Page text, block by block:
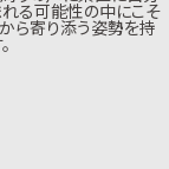
れる可能性の中にこそ
ら寄り添う姿勢を持